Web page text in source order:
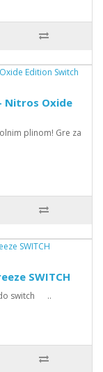
Nitros Oxide
plinom! Gre za
SWITCH
switch ..